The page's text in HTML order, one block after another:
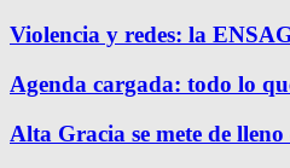
Violencia y redes: la
Agenda cargada: todo lo
Alta Gracia se mete de